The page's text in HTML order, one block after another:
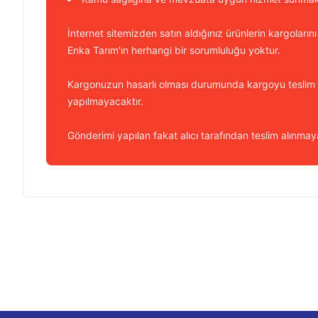
İnternet sitemizden satın aldığınız ürünlerin
Enka Tarım'ın herhangi bir sorumluluğu yoktur.
Kargonuzun hasarlı olması durumunda kargoyu teslim
yapılmayacaktır.
Gönderimi yapılan fakat alıcı tarafından teslim
Ürün bilgilerinde hatalar bulunuyor.